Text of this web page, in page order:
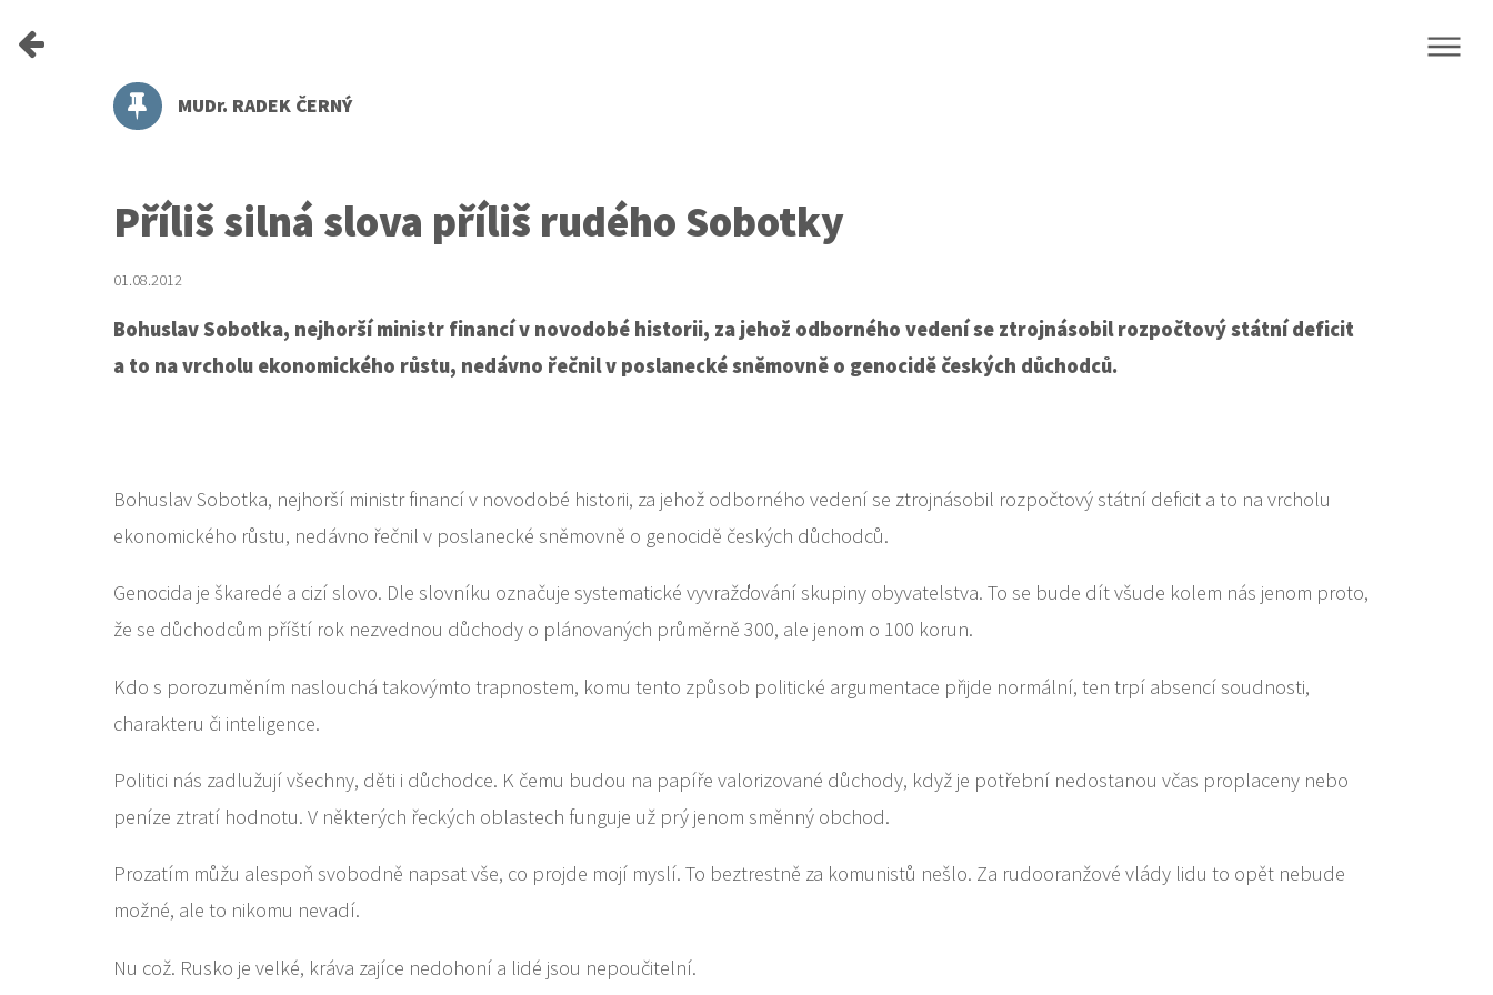
MUDr. RADEK ČERNÝ
Příliš silná slova příliš rudého Sobotky
01.08.2012
Bohuslav Sobotka, nejhorší ministr financí v novodobé historii, za jehož odborného vedení se ztrojnásobil rozpočtový státní deficit
a to na vrcholu ekonomického růstu, nedávno řečnil v poslanecké sněmovně o genocidě českých důchodců.
Bohuslav Sobotka, nejhorší ministr financí v novodobé historii, za jehož odborného vedení se ztrojnásobil rozpočtový státní deficit a to na vrcholu
ekonomického růstu, nedávno řečnil v poslanecké sněmovně o genocidě českých důchodců.
Genocida je škaredé a cizí slovo. Dle slovníku označuje systematické vyvražďování skupiny obyvatelstva. To se bude dít všude kolem nás jenom proto,
že se důchodcům příští rok nezvednou důchody o plánovaných průměrně 300, ale jenom o 100 korun.
Kdo s porozuměním naslouchá takovýmto trapnostem, komu tento způsob politické argumentace přijde normální, ten trpí absencí soudnosti,
charakteru či inteligence.
Politici nás zadlužují všechny, děti i důchodce. K čemu budou na papíře valorizované důchody, když je potřební nedostanou včas proplaceny nebo
peníze ztratí hodnotu. V některých řeckých oblastech funguje už prý jenom směnný obchod.
Prozatím můžu alespoň svobodně napsat vše, co projde mojí myslí. To beztrestně za komunistů nešlo. Za rudooranžové vlády lidu to opět nebude
možné, ale to nikomu nevadí.
Nu což. Rusko je velké, kráva zajíce nedohoní a lidé jsou nepoučitelní.